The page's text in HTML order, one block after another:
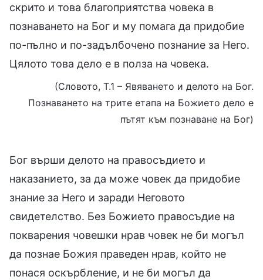
скрито и това благоприятства човека в
познаването на Бог и му помага да придобие
по-пълно и по-задълбочено познание за Него.
Цялото това дело е в полза на човека.
(Словото, Т.1 – Явяването и делото на Бог.
Познаването на трите етапа на Божието дело е
пътят към познаване на Бог)
Бог върши делото на правосъдието и
наказанието, за да може човек да придобие
знание за Него и заради Неговото
свидетелство. Без Божието правосъдие на
покварения човешки нрав човек не би могъл
да познае Божия праведен нрав, който не
понася оскърбление, и не би могъл да